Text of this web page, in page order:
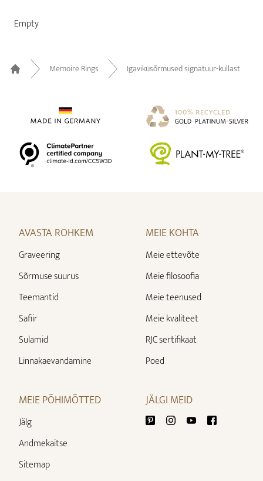
Empty
Home
Memoire Rings Igavikusõrmused signatuur-kullast
AVASTA ROHKEM
Graveering
Sõrmuse suurus
Teemantid
Safiir
Sulamid
Linnakaevandamine
MEIE KOHTA
Meie ettevõte
Meie filosoofia
Meie teenused
Meie kvaliteet
RJC sertifikaat
Poed
MEIE PÕHIMÕTTED
Jälg
Andmekaitse
Sitemap
JÄLGI MEID